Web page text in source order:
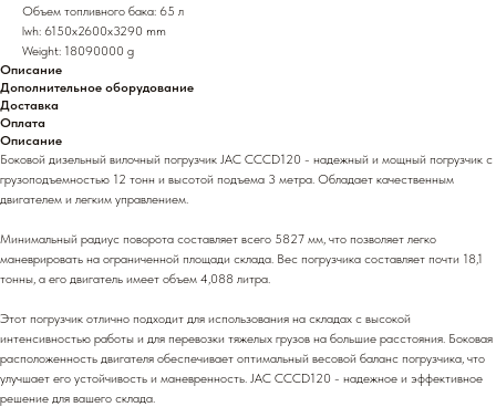
Объем топливного бака: 65 л
lwh: 6150x2600x3290 mm
Weight: 18090000 g
Описание
Дополнительное оборудование
Доставка
Оплата
Описание
Боковой дизельный вилочный погрузчик JAC CCCD120 - надежный и мощный погрузчик с
грузоподъемностью 12 тонн и высотой подъема 3 метра. Обладает качественным
двигателем и легким управлением.
Минимальный радиус поворота составляет всего 5827 мм, что позволяет легко
маневрировать на ограниченной площади склада. Вес погрузчика составляет почти 18,1
тонны, а его двигатель имеет объем 4,088 литра.
Этот погрузчик отлично подходит для использования на складах с высокой
интенсивностью работы и для перевозки тяжелых грузов на большие расстояния. Боковая
расположенность двигателя обеспечивает оптимальный весовой баланс погрузчика, что
улучшает его устойчивость и маневренность. JAC CCCD120 - надежное и эффективное
решение для вашего склада.